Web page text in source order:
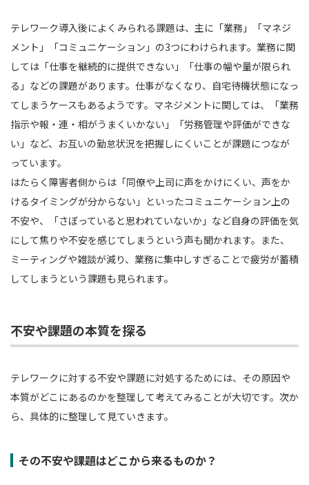
テレワーク導入後によくみられる課題は、主に「業務」「マネジ
メント」「コミュニケーション」の3つにわけられます。業務に関
しては「仕事を継続的に提供できない」「仕事の幅や量が限られ
る」などの課題があります。仕事がなくなり、自宅待機状態になっ
てしまうケースもあるようです。マネジメントに関しては、「業務
指示や報・連・相がうまくいかない」「労務管理や評価ができな
い」など、お互いの勤怠状況を把握しにくいことが課題につなが
っています。
はたらく障害者側からは「同僚や上司に声をかけにくい、声をか
けるタイミングが分からない」といったコミュニケーション上の
不安や、「さぼっていると思われていないか」など自身の評価を気
にして焦りや不安を感じてしまうという声も聞かれます。また、
ミーティングや雑談が減り、業務に集中しすぎることで疲労が蓄積
してしまうという課題も見られます。
不安や課題の本質を探る
テレワークに対する不安や課題に対処するためには、その原因や
本質がどこにあるのかを整理して考えてみることが大切です。次か
ら、具体的に整理して見ていきます。
その不安や課題はどこから来るものか？